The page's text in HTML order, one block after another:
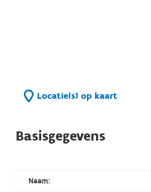
Locatie(s) op kaart
Basisgegevens
Naam: